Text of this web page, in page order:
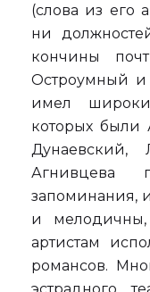
(слова из его
ни
кончины
Остроумный и
имел
которых были
Дунаевский,
запоминания,
и мелодичны,
артистам
романсов.